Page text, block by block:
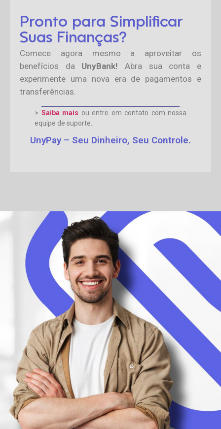
Pronto para Simplificar
Suas Finanças?
Comece agora mesmo a aproveitar os
benefícios da UnyBank! Abra sua conta e
experimente uma nova era de pagamentos e
transferências.
> Saiba mais ou entre em contato com nossa
equipe de suporte.
UnyPay – Seu Dinheiro, Seu Controle.